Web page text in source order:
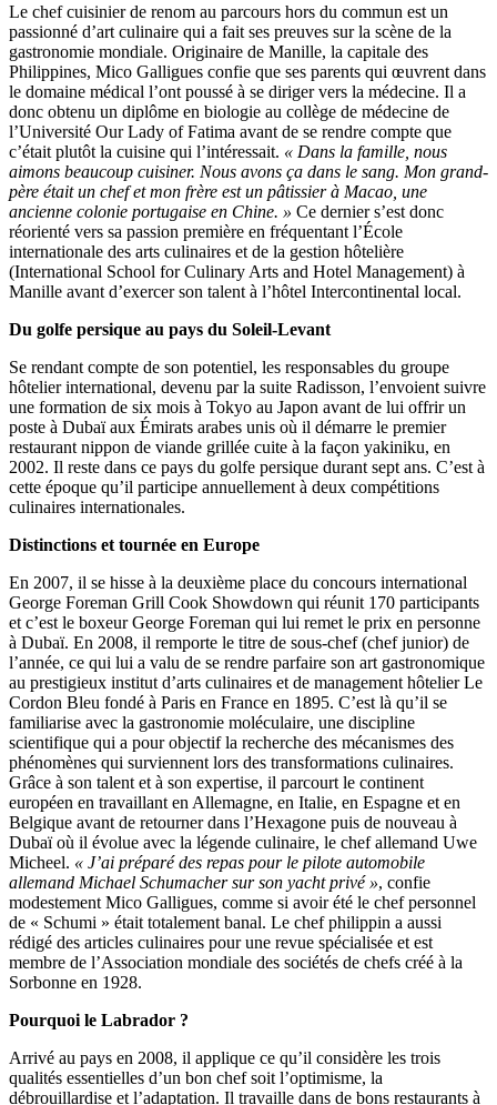
Le chef cuisinier de renom au parcours hors du commun est un
passionné d’art culinaire qui a fait ses preuves sur la scène de la
gastronomie mondiale. Originaire de Manille, la capitale des
Philippines, Mico Galligues confie que ses parents qui œuvrent dans
le domaine médical l’ont poussé à se diriger vers la médecine. Il a
donc obtenu un diplôme en biologie au collège de médecine de
l’Université Our Lady of Fatima avant de se rendre compte que
c’était plutôt la cuisine qui l’intéressait. « Dans la famille, nous
aimons beaucoup cuisiner. Nous avons ça dans le sang. Mon grand-
père était un chef et mon frère est un pâtissier à Macao, une
ancienne colonie portugaise en Chine. » Ce dernier s’est donc
réorienté vers sa passion première en fréquentant l’École
internationale des arts culinaires et de la gestion hôtelière
(International School for Culinary Arts and Hotel Management) à
Manille avant d’exercer son talent à l’hôtel Intercontinental local.
Du golfe persique au pays du Soleil-Levant
Se rendant compte de son potentiel, les responsables du groupe
hôtelier international, devenu par la suite Radisson, l’envoient suivre
une formation de six mois à Tokyo au Japon avant de lui offrir un
poste à Dubaï aux Émirats arabes unis où il démarre le premier
restaurant nippon de viande grillée cuite à la façon yakiniku, en
2002. Il reste dans ce pays du golfe persique durant sept ans. C’est à
cette époque qu’il participe annuellement à deux compétitions
culinaires internationales.
Distinctions et tournée en Europe
En 2007, il se hisse à la deuxième place du concours international
George Foreman Grill Cook Showdown qui réunit 170 participants
et c’est le boxeur George Foreman qui lui remet le prix en personne
à Dubaï. En 2008, il remporte le titre de sous-chef (chef junior) de
l’année, ce qui lui a valu de se rendre parfaire son art gastronomique
au prestigieux institut d’arts culinaires et de management hôtelier Le
Cordon Bleu fondé à Paris en France en 1895. C’est là qu’il se
familiarise avec la gastronomie moléculaire, une discipline
scientifique qui a pour objectif la recherche des mécanismes des
phénomènes qui surviennent lors des transformations culinaires.
Grâce à son talent et à son expertise, il parcourt le continent
européen en travaillant en Allemagne, en Italie, en Espagne et en
Belgique avant de retourner dans l’Hexagone puis de nouveau à
Dubaï où il évolue avec la légende culinaire, le chef allemand Uwe
Micheel. « J’ai préparé des repas pour le pilote automobile
allemand Michael Schumacher sur son yacht privé », confie
modestement Mico Galligues, comme si avoir été le chef personnel
de « Schumi » était totalement banal. Le chef philippin a aussi
rédigé des articles culinaires pour une revue spécialisée et est
membre de l’Association mondiale des sociétés de chefs créé à la
Sorbonne en 1928.
Pourquoi le Labrador ?
Arrivé au pays en 2008, il applique ce qu’il considère les trois
qualités essentielles d’un bon chef soit l’optimisme, la
débrouillardise et l’adaptation. Il travaille dans de bons restaurants à